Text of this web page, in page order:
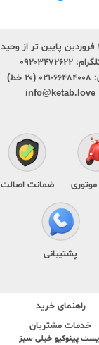
۰۹۲۰۳۴۷۲۶۲۲
۶۶۴۸۴۰۰۸-۰۲۱ (۲۰ خط)
info@ketab.love
ضمانت اصالت
پشتیبانی
راهنمای خرید
خدمات مشتریان
پینوکیو خیلی سبز